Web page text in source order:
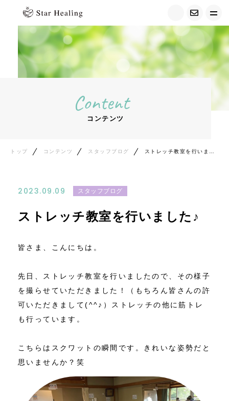
トップ
Star Healingについて
キャンペーン情報
セラピスト紹介
コンテンツ
ニュース
ご予約・お問い合わせ
Content
コンテンツ
トップ コンテンツ スタッフブログ
2023.09.09 スタッフブログ
ストレッチ教室を行いました♪
皆さま、こんにちは。
先日、ストレッチ教室を行いましたので、その様子
を撮らせていただきました！（もちろん皆さんの許
可いただきまして(^^♪）ストレッチの他に筋トレ
も行っています。
こちらはスクワットの瞬間です。きれいな姿勢だと
思いませんか？笑